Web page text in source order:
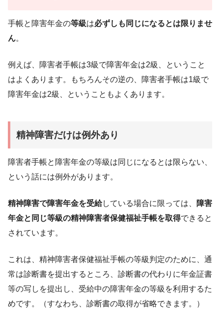
手帳と障害年金の等級は必ずしも同じになるとは限りませ
ん。
例えば、障害者手帳は3級で障害年金は2級、ということ
はよくあります。もちろんその逆の、障害者手帳は1級で
障害年金は2級、ということもよくあります。
精神障害だけは例外あり
障害者手帳と障害年金の等級は同じになるとは限らない、
という話には例外があります。
精神障害で障害年金を受給している場合に限っては、
障害
年金と同じ等級の精神障害者保健福祉手帳を取得できると
されています。
これは、精神障害者保健福祉手帳の等級判定のために、通
常は診断書を提出するところ、診断書の代わりに年金証書
等の写しを提出し、受給中の障害年金の等級を利用するた
めです。（すなわち、診断書の取得が省略できます。）